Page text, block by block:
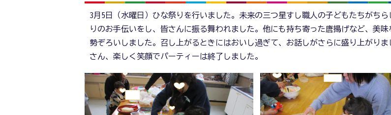
3月5日（水曜日）ひな祭りを行いました。未来の三つ星すし職人の子どもたちがちら
りのお手伝いをし、皆さんに振る舞われました。他にも持ち寄った唐揚げなど、美味
勢ぞろいしました。召し上がるときにはおいし過ぎて、お話しがさらに盛り上がりま
さん、楽しく笑顔でパーティーは終了しました。